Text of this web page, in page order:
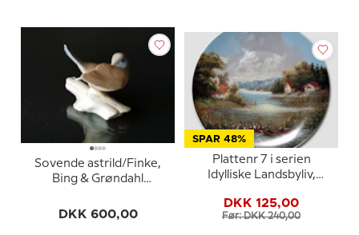
Sovende astrild/Finke,
Bing & Grøndahl
(sjælden)
DKK 600,00
SPAR 48%
Plattenr 7 i serien
Idylliske Landsbyliv,
DKK 125,00
Før: DKK 240,00